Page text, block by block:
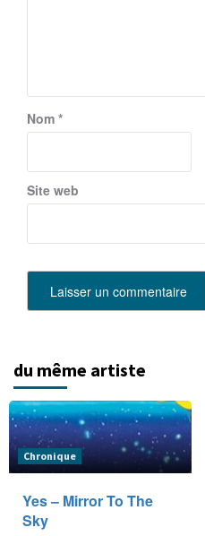
Nom *
Site web
du même artiste
Chronique
Yes – Mirror To The
Sky